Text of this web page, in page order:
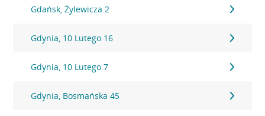
Gdańsk, Żylewicza 2
Gdynia, 10 Lutego 16
Gdynia, 10 Lutego 7
Gdynia, Bosmańska 45